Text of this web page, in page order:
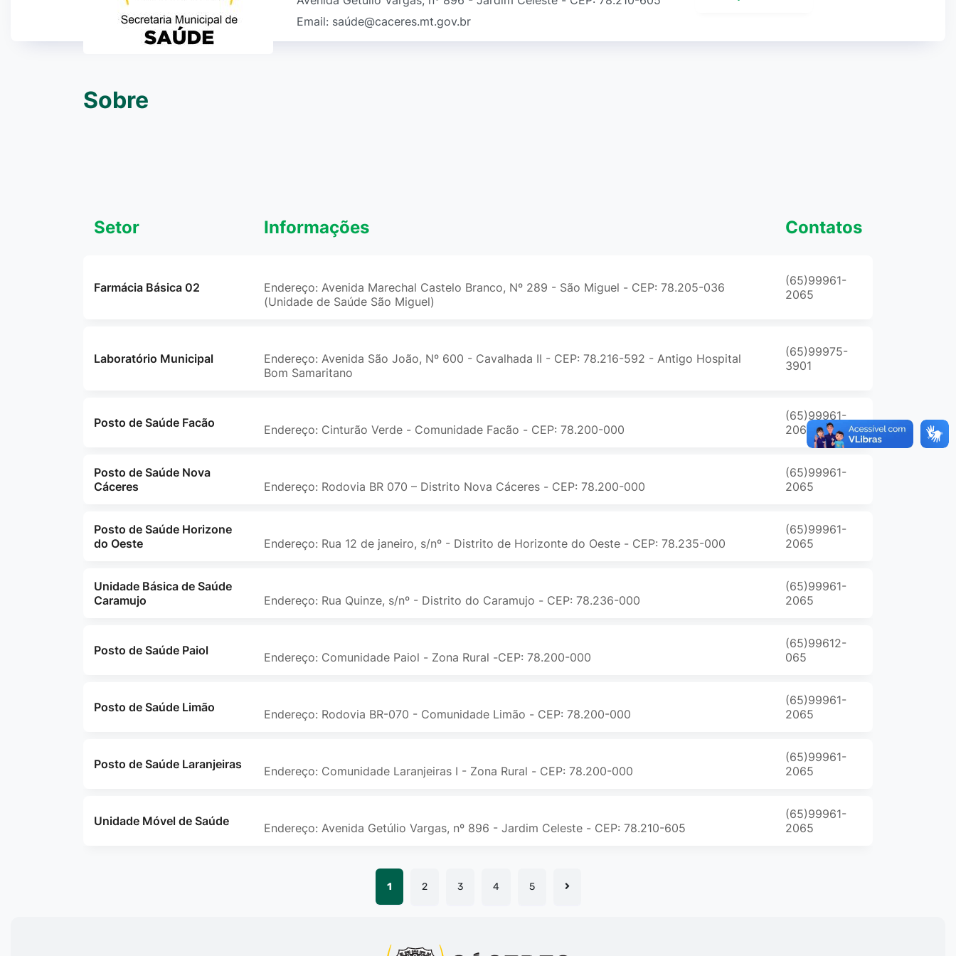
Email: saúde@caceres.mt.gov.br
Sobre
Setor Informações Contatos
Farmácia Básica 02
Endereço: Avenida Marechal Castelo Branco, Nº 289 - São Miguel - CEP: 78.205-036
(Unidade de Saúde São Miguel)
(65)99961-
2065
Laboratório Municipal
Endereço: Avenida São João, Nº 600 - Cavalhada II - CEP: 78.216-592 - Antigo Hospital
Bom Samaritano
(65)99975-
3901
Posto de Saúde Facão Endereço: Cinturão Verde - Comunidade Facão - CEP: 78.200-000
(65)99961-
2065
Posto de Saúde Nova
Cáceres
Endereço: Rodovia BR 070 – Distrito Nova Cáceres - CEP: 78.200-000
(65)99961-
2065
Posto de Saúde Horizone
do Oeste
Endereço: Rua 12 de janeiro, s/nº - Distrito de Horizonte do Oeste - CEP: 78.235-000
(65)99961-
2065
Unidade Básica de Saúde
Caramujo
Endereço: Rua Quinze, s/nº - Distrito do Caramujo - CEP: 78.236-000
(65)99961-
2065
Posto de Saúde Paiol Endereço: Comunidade Paiol - Zona Rural -CEP: 78.200-000
(65)99612-
065
Posto de Saúde Limão Endereço: Rodovia BR-070 - Comunidade Limão - CEP: 78.200-000
(65)99961-
2065
Posto de Saúde Laranjeiras Endereço: Comunidade Laranjeiras I - Zona Rural - CEP: 78.200-000
(65)99961-
2065
Unidade Móvel de Saúde Endereço: Avenida Getúlio Vargas, nº 896 - Jardim Celeste - CEP: 78.210-605
(65)99961-
2065
1 2 3 4 5